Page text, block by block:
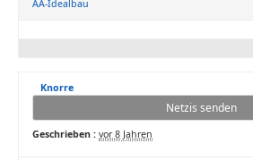
AA-Idealbau
Knorre
Netzis senden
Geschrieben : vor 8 Jahren